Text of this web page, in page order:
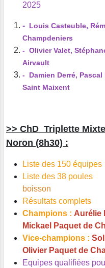
2025
- Louis Casteuble,
Champdeniers
- Olivier Valet,
Airvault
- Damien Derré,
Saint Maixent
>> ChD Triplette
Noron (8h30) :
Liste des 150 équipes
Liste des 38 poules
boisson
Résultats complets
Champions : Aurélie
Mickael Paquet de
Vice-champions :
Olivier Paquet de
Equipes qualifiées